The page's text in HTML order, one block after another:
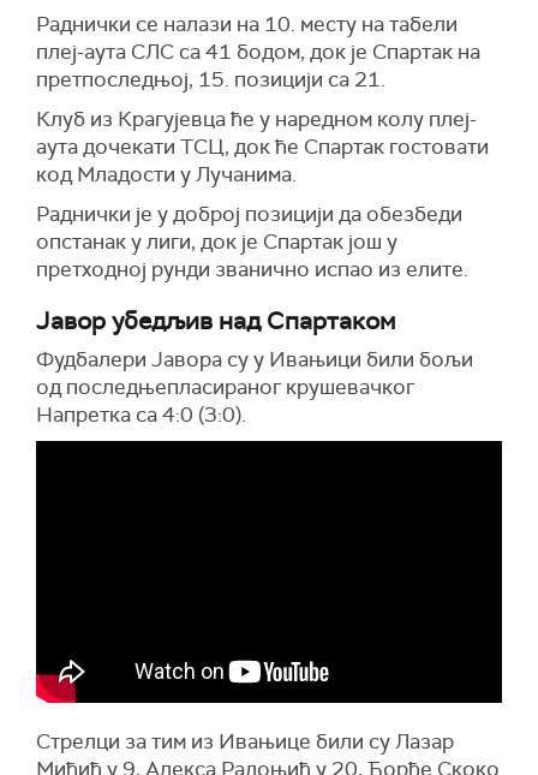
Раднички се налази на 10. месту на табели
плеј-аута СЛС са 41 бодом, док је Спартак на
претпоследњој, 15. позицији са 21.
Клуб из Крагујевца ће у наредном колу плеј-
аута дочекати ТСЦ, док ће Спартак гостовати
код Младости у Лучанима.
Раднички је у доброј позицији да обезбеди
опстанак у лиги, док је Спартак још у
претходној рунди званично испао из елите.
Јавор убедљив над Спартаком
Фудбалери Јавора су у Ивањици били бољи
од последњепласираног крушевачког
Напретка са 4:0 (3:0).
Стрелци за тим из Ивањице били су Лазар
Мићић у 9, Алекса Радоњић у 20, Ђорђе Скоко